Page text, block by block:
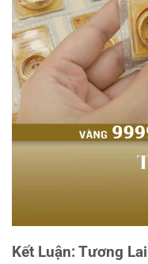
Kết Luận: Tương